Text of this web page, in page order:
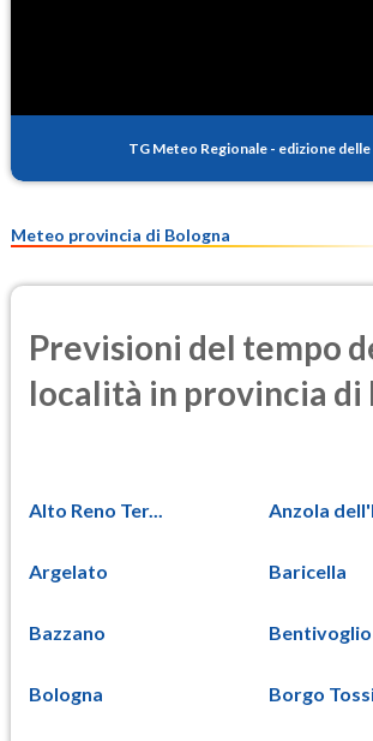
TG Meteo Regionale - edizione delle
Meteo provincia di Bologna
Previsioni del tempo
località in provincia di
Alto Reno Ter... Anzola
Argelato Baricella
Bazzano Bentivoglio
Bologna Borgo